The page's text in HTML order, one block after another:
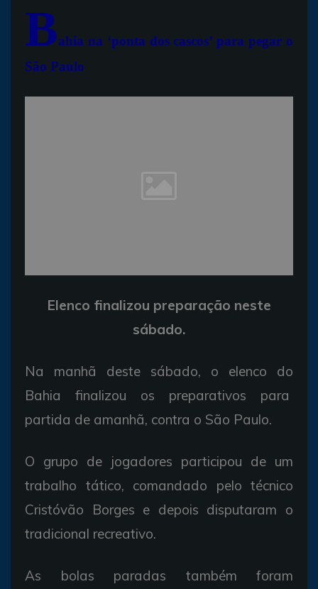
Bahia na ‘ponta dos cascos’ para pegar o
São Paulo
Elenco finalizou preparação neste
sábado.
Na manhã deste sábado, o elenco do
Bahia finalizou os preparativos para
partida de amanhã, contra o São Paulo.
O grupo de jogadores participou de um
trabalho tático, comandado pelo técnico
Cristóvão Borges e depois disputaram o
tradicional recreativo.
As bolas paradas também foram